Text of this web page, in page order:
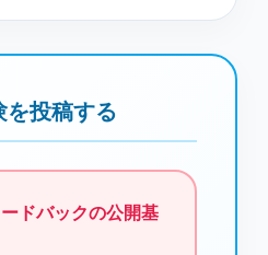
投稿する
ドバックの公開基